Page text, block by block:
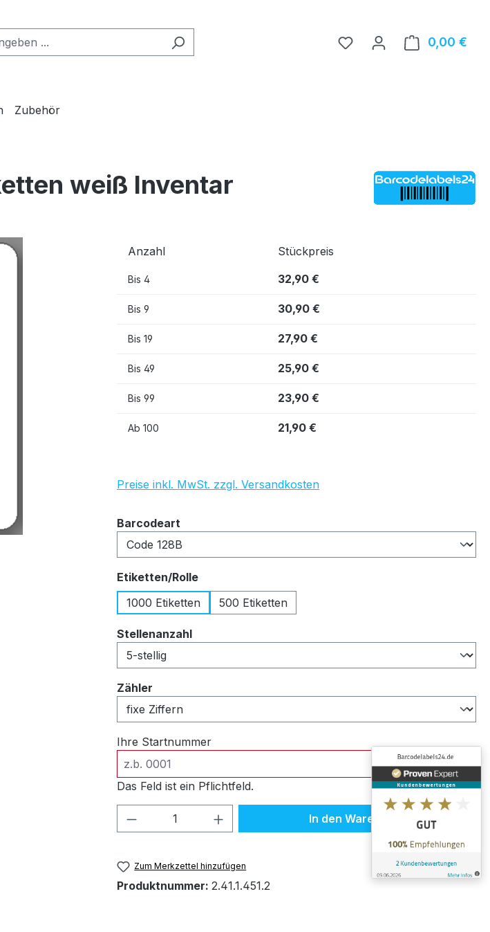
0,00 €
Zubehör
weiß Inventar
Anzahl Stückpreis
Bis 4 32,90 €
Bis 9 30,90 €
Bis 19 27,90 €
Bis 49 25,90 €
Bis 99 23,90 €
Ab 100 21,90 €
Preise inkl. MwSt. zzgl. Versandkosten
Barcodeart
Etiketten/Rolleauswählen
1000 Etiketten
500 Etiketten
Stellenanzahlauswählen
Zähler
Ihre Startnummer
Das Feld ist ein Pflichtfeld.
Produkt Anzahl: Gib den gewünschten Wert
In den Warenkorb
Zum Merkzettel hinzufügen
Produktnummer: 2.41.1.451.2